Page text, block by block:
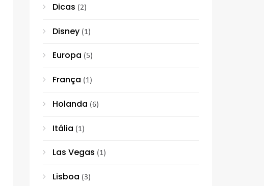
Dicas (2)
Disney (1)
Europa (5)
França (1)
Holanda (6)
Itália (1)
Las Vegas (1)
Lisboa (3)